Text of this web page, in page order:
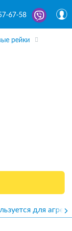
67-58
рейки
для